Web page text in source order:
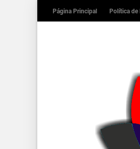
Página Principal Política de